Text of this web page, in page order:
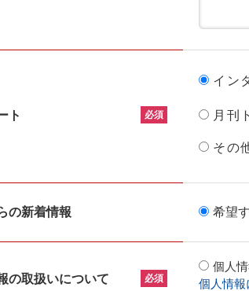
ト 必須
イン
月刊
その
の新着情報 希望
の取扱いについて 必須
個人
個人情報